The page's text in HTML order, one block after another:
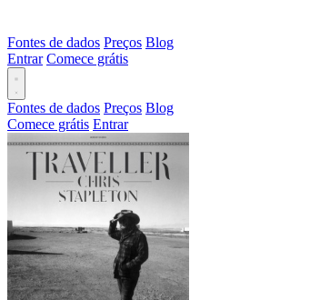
Fontes de dados Preços Blog
Entrar Comece grátis
Fontes de dados Preços Blog
Comece grátis Entrar